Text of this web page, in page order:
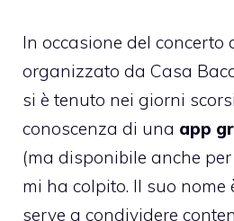
In occasione del concerto
organizzato da Casa
si è tenuto nei giorni
conoscenza di una app
(ma disponibile anche per
mi ha colpito. Il suo nome
serve a condividere